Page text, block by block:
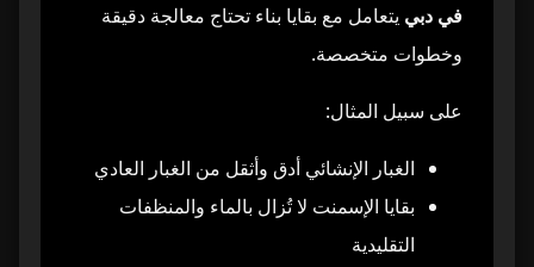
في دبي يتعامل مع بقايا بناء تحتاج معالجة دقيقة
وخطوات متخصصة.
على سبيل المثال:
الغبار الإنشائي أدق وأثقل من الغبار العادي
بقايا الإسمنت لا تُزال بالماء والمنظفات
التقليدية